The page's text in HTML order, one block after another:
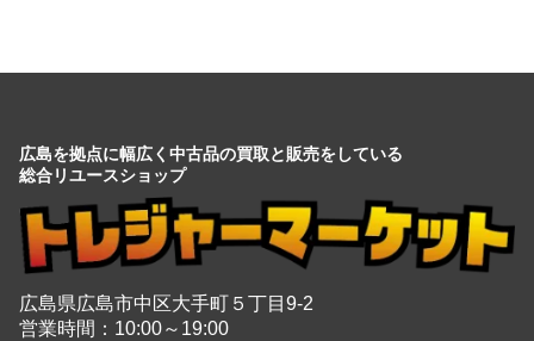
広島を拠点に幅広く中古品の買取と販売をしている
総合リユースショップ
広島県広島市中区大手町５丁目9-2
営業時間：10:00～19:00